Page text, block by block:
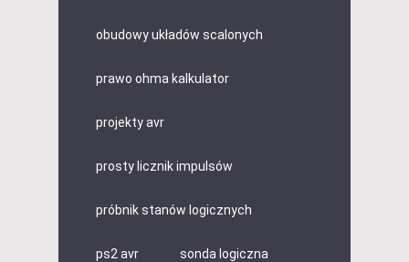
obudowy układów scalonych
prawo ohma kalkulator
projekty avr
prosty licznik impulsów
próbnik stanów logicznych
ps2 avr sonda logiczna